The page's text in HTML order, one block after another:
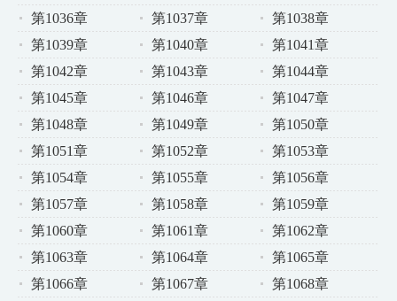
第1036章
第1037章
第1038章
第1039章
第1040章
第1041章
第1042章
第1043章
第1044章
第1045章
第1046章
第1047章
第1048章
第1049章
第1050章
第1051章
第1052章
第1053章
第1054章
第1055章
第1056章
第1057章
第1058章
第1059章
第1060章
第1061章
第1062章
第1063章
第1064章
第1065章
第1066章
第1067章
第1068章